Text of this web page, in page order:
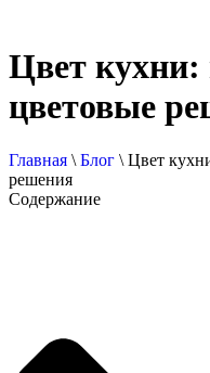
Цвет кухни:
цветовые
Главная \ Блог \ Цвет
решения
Содержание